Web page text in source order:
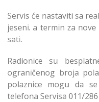
Servis će nastaviti sa
jeseni. a termin za
sati.
Radionice su
ograničenog broja
polaznice mogu da
telefona Servisa 011/286